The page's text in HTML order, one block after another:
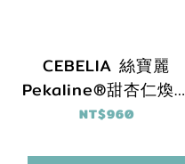
CEBELIA 絲寶麗
Pekaline®甜杏仁煥白
護手霜 75ml
NT$960